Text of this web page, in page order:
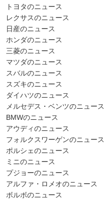
トヨタのニュース
レクサスのニュース
日産のニュース
ホンダのニュース
三菱のニュース
マツダのニュース
スバルのニュース
スズキのニュース
ダイハツのニュース
メルセデス・ベンツのニュース
BMWのニュース
アウディのニュース
フォルクスワーゲンのニュース
ポルシェのニュース
ミニのニュース
プジョーのニュース
アルファ・ロメオのニュース
ボルボのニュース